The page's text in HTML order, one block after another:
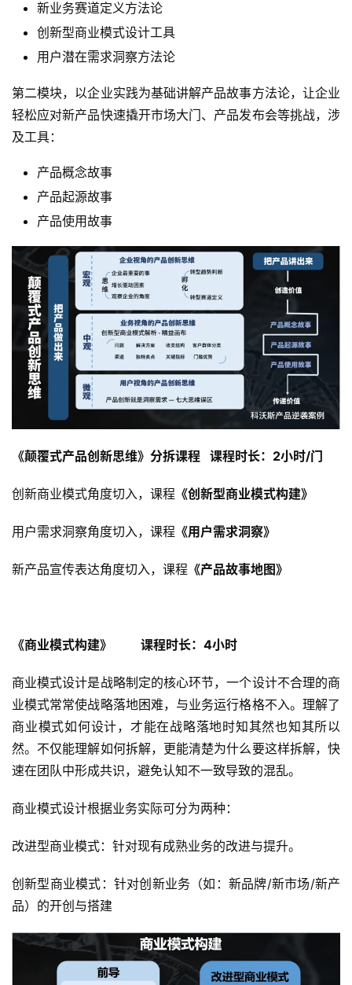
标
内
训
新业务赛道定义方法论
创新型商业模式设计工具
用户潜在需求洞察方法论
第二模块，以企业实践为基础讲解产品故事方法论，让企业
轻松应对新产品快速撬开市场大门、产品发布会等挑战，涉
及工具：
产品概念故事
产品起源故事
产品使用故事
《颠覆式产品创新思维》分拆课程   课程时长：2小时/门
创新商业模式角度切入，课程 《创新型商业模式构建》
用户需求洞察角度切入，课程 《用户需求洞察》
新产品宣传表达角度切入，课程 《产品故事地图》
《商业模式构建》         课程时长：4小时
商业模式设计是战略制定的核心环节，一个设计不合理的商
业模式常常使战略落地困难，与业务运行格格不入。理解了
商业模式如何设计，才能在战略落地时知其然也知其所以
然。不仅能理解如何拆解，更能清楚为什么要这样拆解，快
速在团队中形成共识，避免认知不一致导致的混乱。
商业模式设计根据业务实际可分为两种：
改进型商业模式：针对现有成熟业务的改进与提升。
创新型商业模式：针对创新业务（如：新品牌/新市场/新产
品）的开创与搭建